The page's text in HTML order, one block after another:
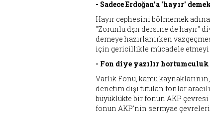
- Sadece Erdoğan'a 'hayır'
Hayır cephesini bölmemek
"Zorunlu dşn dersine de hayır"
demeye hazırlanırken
için gericillikle mücadele etmeyi
- Fon diye yazılır
Varlık Fonu, kamu
denetim dışı tutulan fonlar
büyüklükte bir fonun AKP çevresi
fonun AKP'nin sermyae